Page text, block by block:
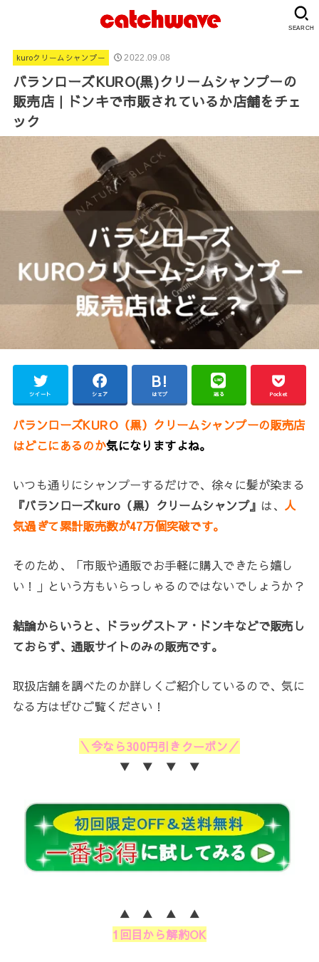
SEARCH
kuroクリームシャンプー 2022.09.08
バランローズKURO(黒)クリームシャンプーの
販売店｜ドンキで市販されているか店舗をチェ
ック
ツイート シェア はてブ 送る Pocket
バランローズKURO（黒）クリームシャンプーの販売店
はどこにあるのか気になりますよね。
いつも通りにシャンプーするだけで、徐々に髪が染まる
『バランローズkuro（黒）クリームシャンプ』 は、 人
気過ぎて累計販売数が47万個突破です。
そのため、「市販や通販でお手軽に購入できたら嬉し
い！」という方もいらっしゃるのではないでしょうか？
結論からいうと、ドラッグストア・ドンキなどで販売し
ておらず、通販サイトのみの販売です。
取扱店舗を調べたのか詳しくご紹介しているので、気に
なる方はぜひご覧ください！
＼今なら300円引きクーポン／
▼ ▼ ▼ ▼
▲ ▲ ▲ ▲
1回目から解約OK